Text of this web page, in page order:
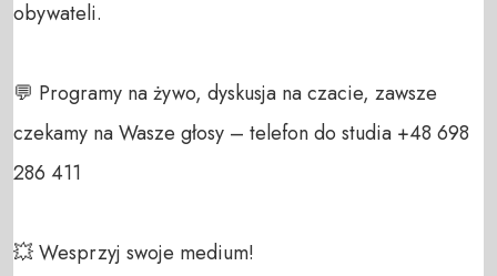
obywateli.
💬 Programy na żywo, dyskusja na czacie, zawsze
czekamy na Wasze głosy – telefon do studia +48 698
286 411
💥 Wesprzyj swoje medium!